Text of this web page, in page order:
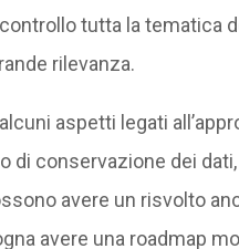
tutta la tematica
rilevanza.
aspetti legati
di conservazione dei dati,
avere un risvolto
avere una roadmap